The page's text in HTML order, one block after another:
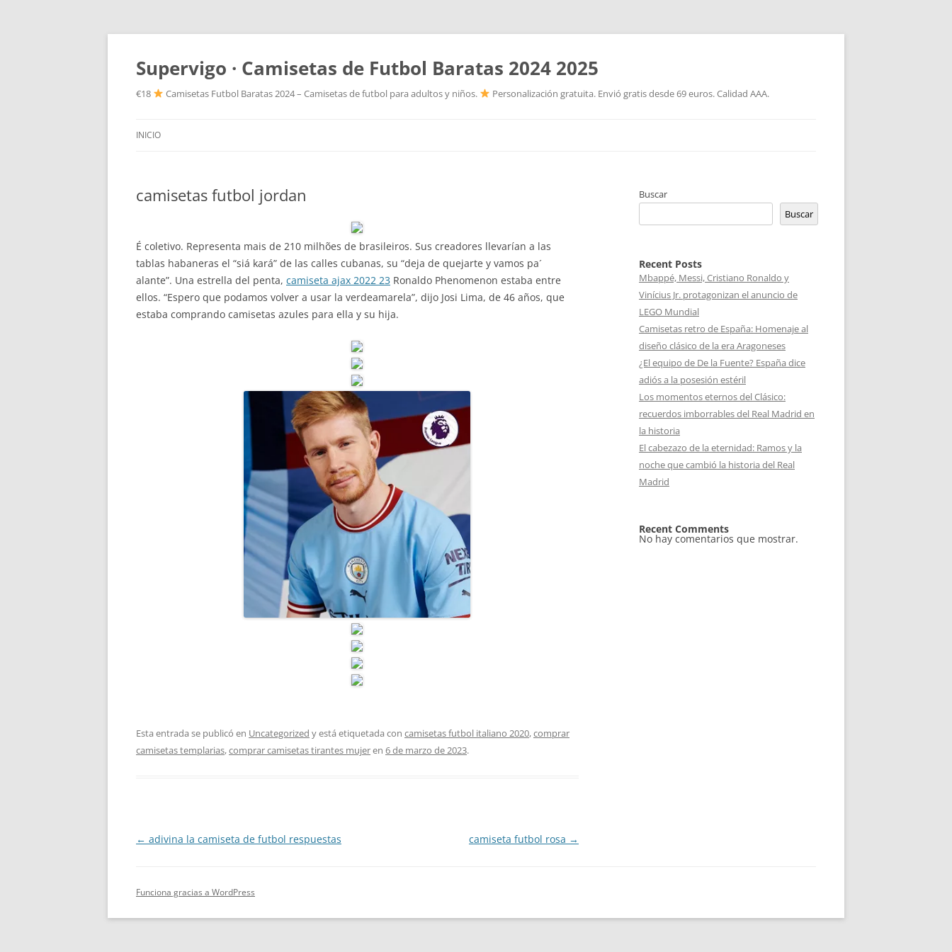
Supervigo · Camisetas de Futbol Baratas 2024 2025
€18 Camisetas Futbol Baratas 2024 – Camisetas de futbol para adultos y niños. Personalización gratuita. Envió gratis desde 69 euros. Calidad AAA.
INICIO
camisetas futbol jordan
É coletivo. Representa mais de 210 milhões de brasileiros. Sus creadores llevarían a las
tablas habaneras el “siá kará” de las calles cubanas, su “deja de quejarte y vamos pa´
alante”. Una estrella del penta, camiseta ajax 2022 23 Ronaldo Phenomenon estaba entre
ellos. “Espero que podamos volver a usar la verdeamarela”, dijo Josi Lima, de 46 años, que
estaba comprando camisetas azules para ella y su hija.
Esta entrada se publicó en Uncategorized y está etiquetada con camisetas futbol italiano 2020,comprar
camisetas templarias,comprar camisetas tirantes mujeren 6 de marzo de 2023.
Navegación
← adivina la camiseta de futbol respuestas camiseta futbol rosa →
Buscar
Buscar
Recent Posts
Mbappé, Messi, Cristiano Ronaldo y
Vinícius Jr. protagonizan el anuncio de
LEGO Mundial
Camisetas retro de España: Homenaje al
diseño clásico de la era Aragoneses
¿El equipo de De la Fuente? España dice
adiós a la posesión estéril
Los momentos eternos del Clásico:
recuerdos imborrables del Real Madrid en
la historia
El cabezazo de la eternidad: Ramos y la
noche que cambió la historia del Real
Madrid
Recent Comments
No hay comentarios que mostrar.
Funciona gracias a WordPress